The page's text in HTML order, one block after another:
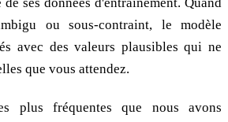
ou sous-contraint, le modèle
avec des valeurs plausibles qui ne
que vous attendez.
plus fréquentes que nous avons